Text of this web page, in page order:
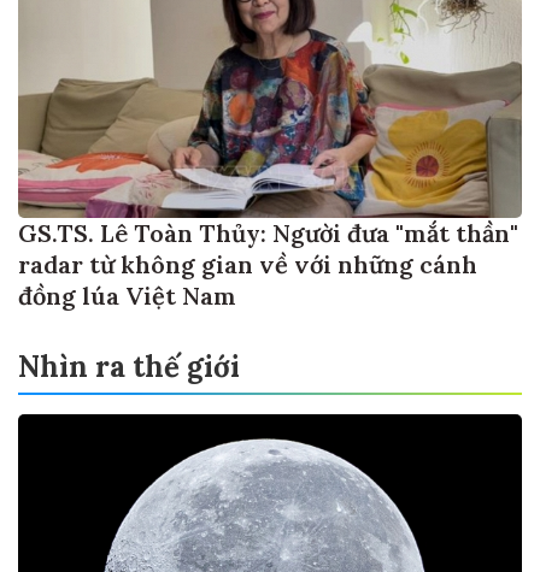
GS.TS. Lê Toàn Thủy: Người đưa "mắt thần"
radar từ không gian về với những cánh
đồng lúa Việt Nam
Nhìn ra thế giới